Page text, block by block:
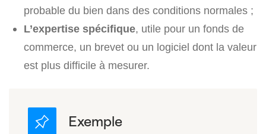
probable du bien dans des conditions normales ;
L’expertise spécifique, utile pour un fonds de
commerce, un brevet ou un logiciel dont la valeur
est plus difficile à mesurer.